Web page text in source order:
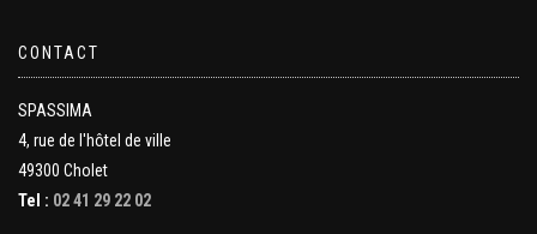
CONTACT
SPASSIMA
4, rue de l'hôtel de ville
49300 Cholet
Tel : 02 41 29 22 02